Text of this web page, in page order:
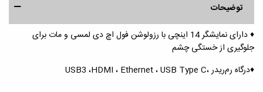
توضیحات
♦️ دارای نمایشگر 14 اینچی با رزولوشن فول اچ دی لمسی و مات برای
جلوگیری از خستگی چشم
♦️درگاه رم‌ریدر ،USB3 ،HDMI ، Ethernet ، USB Type C